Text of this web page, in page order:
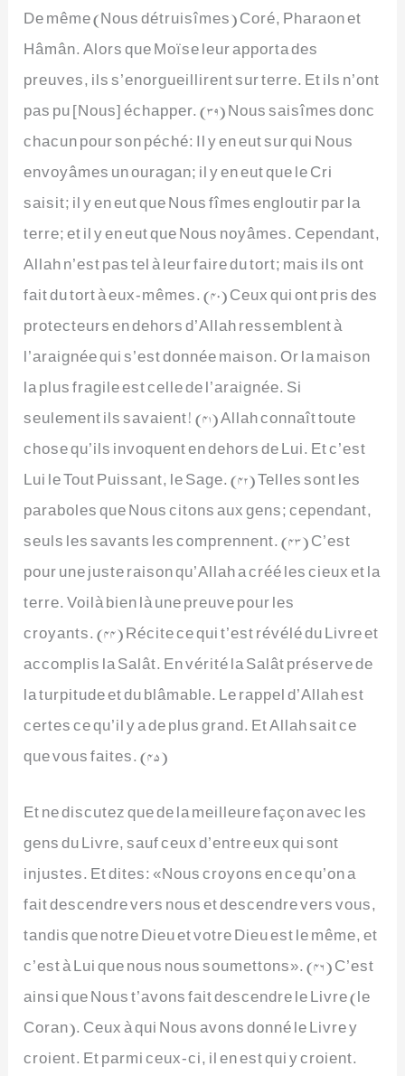
De même (Nous détruisîmes) Coré, Pharaon et
Hâmân. Alors que Moïse leur apporta des
preuves, ils s’enorgueillirent sur terre. Et ils n’ont
pas pu [Nous] échapper. (39) Nous saisîmes donc
chacun pour son péché: Il y en eut sur qui Nous
envoyâmes un ouragan; il y en eut que le Cri
saisit; il y en eut que Nous fîmes engloutir par la
terre; et il y en eut que Nous noyâmes. Cependant,
Allah n’est pas tel à leur faire du tort; mais ils ont
fait du tort à eux-mêmes. (40) Ceux qui ont pris des
protecteurs en dehors d’Allah ressemblent à
l’araignée qui s’est donnée maison. Or la maison
la plus fragile est celle de l’araignée. Si
seulement ils savaient! (41) Allah connaît toute
chose qu’ils invoquent en dehors de Lui. Et c’est
Lui le Tout Puissant, le Sage. (42) Telles sont les
paraboles que Nous citons aux gens; cependant,
seuls les savants les comprennent. (43) C’est
pour une juste raison qu’Allah a créé les cieux et la
terre. Voilà bien là une preuve pour les
croyants. (44) Récite ce qui t’est révélé du Livre et
accomplis la Salât. En vérité la Salât préserve de
la turpitude et du blâmable. Le rappel d’Allah est
certes ce qu’il y a de plus grand. Et Allah sait ce
que vous faites. (45)
Et ne discutez que de la meilleure façon avec les
gens du Livre, sauf ceux d’entre eux qui sont
injustes. Et dites: «Nous croyons en ce qu’on a
fait descendre vers nous et descendre vers vous,
tandis que notre Dieu et votre Dieu est le même, et
c’est à Lui que nous nous soumettons». (46) C’est
ainsi que Nous t’avons fait descendre le Livre (le
Coran). Ceux à qui Nous avons donné le Livre y
croient. Et parmi ceux-ci, il en est qui y croient.